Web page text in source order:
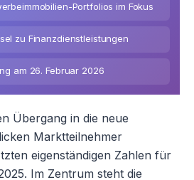
Portfolios im Fokus
zu Finanzdienstleistungen
am 26. Februar 2026
Übergang in die neue
Marktteilnehmer
eigenständigen Zahlen für
Im Zentrum steht die